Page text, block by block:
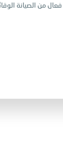
من الصيانة